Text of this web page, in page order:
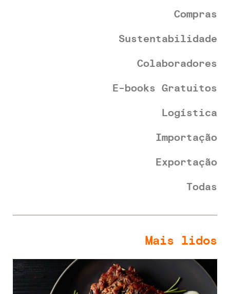
Compras
Sustentabilidade
Colaboradores
E-books Gratuitos
Logística
Importação
Exportação
Todas
Mais lidos